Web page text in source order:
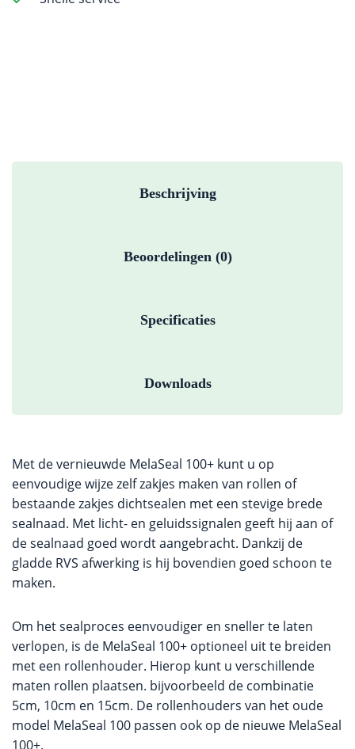
Beschrijving
Beoordelingen (0)
Specificaties
Downloads
Met de vernieuwde MelaSeal 100+ kunt u op
eenvoudige wijze zelf zakjes maken van rollen of
bestaande zakjes dichtsealen met een stevige brede
sealnaad. Met licht- en geluidssignalen geeft hij aan of
de sealnaad goed wordt aangebracht. Dankzij de
gladde RVS afwerking is hij bovendien goed schoon te
maken.
Om het sealproces eenvoudiger en sneller te laten
verlopen, is de MelaSeal 100+ optioneel uit te breiden
met een rollenhouder. Hierop kunt u verschillende
maten rollen plaatsen. bijvoorbeeld de combinatie
5cm, 10cm en 15cm. De rollenhouders van het oude
model MelaSeal 100 passen ook op de nieuwe MelaSeal
100+.